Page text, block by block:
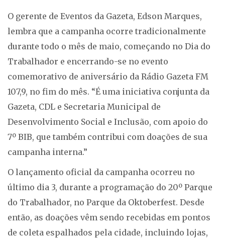
O gerente de Eventos da Gazeta, Edson Marques,
lembra que a campanha ocorre tradicionalmente
durante todo o mês de maio, começando no Dia do
Trabalhador e encerrando-se no evento
comemorativo de aniversário da Rádio Gazeta FM
107,9, no fim do mês. “É uma iniciativa conjunta da
Gazeta, CDL e Secretaria Municipal de
Desenvolvimento Social e Inclusão, com apoio do
7º BIB, que também contribui com doações de sua
campanha interna.”
O lançamento oficial da campanha ocorreu no
último dia 3, durante a programação do 20º Parque
do Trabalhador, no Parque da Oktoberfest. Desde
então, as doações vêm sendo recebidas em pontos
de coleta espalhados pela cidade, incluindo lojas,